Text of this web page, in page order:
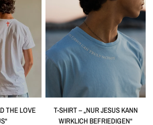
THE LOVE
SCHNELLANSICHT
T-SHIRT – „NUR JESUS KANN
WIRKLICH BEFRIEDIGEN“